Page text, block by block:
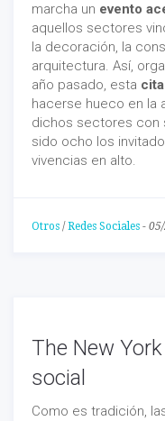
marcha un evento
aquellos sectores
la decoración, la
arquitectura. Así,
año pasado, esta
hacerse hueco en la
dichos sectores con
sido ocho los
vivencias en alto.
Otros / Redes Sociales -
The New
social
Como es tradición,